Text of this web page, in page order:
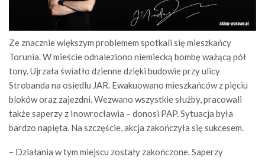
Ze znacznie większym problemem spotkali się mieszkańcy
Torunia. W mieście odnaleziono niemiecką bombę ważącą pół
tony. Ujrzała światło dzienne dzięki budowie przy ulicy
Strobanda na osiedlu JAR. Ewakuowano mieszkańców z pięciu
bloków oraz zajezdni. Wezwano wszystkie służby, pracowali
także saperzy z Inowrocławia – donosi PAP. Sytuacja była
bardzo napięta. Na szczęście, akcja zakończyła się sukcesem.
– Działania w tym miejscu zostały zakończone. Saperzy